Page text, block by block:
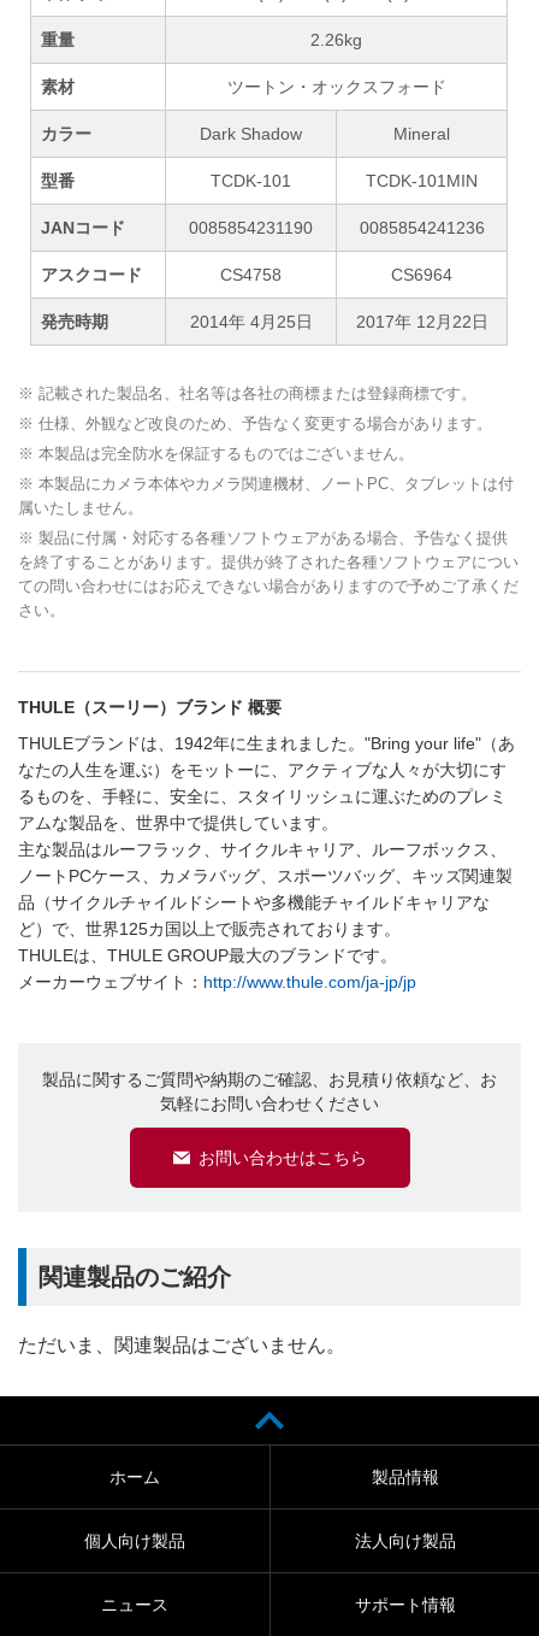
重量 2.26kg
素材 ツートン・オックスフォード
カラー Dark Shadow Mineral
型番 TCDK-101 TCDK-101MIN
JANコード 0085854231190 0085854241236
アスクコード CS4758 CS6964
発売時期 2014年 4月25日 2017年 12月22日
※ 記載された製品名、社名等は各社の商標または登録商標です。
※ 仕様、外観など改良のため、予告なく変更する場合があります。
※ 本製品は完全防水を保証するものではございません。
※ 本製品にカメラ本体やカメラ関連機材、ノートPC、タブレットは付
属いたしません。
※ 製品に付属・対応する各種ソフトウェアがある場合、予告なく提供
を終了することがあります。提供が終了された各種ソフトウェアについ
ての問い合わせにはお応えできない場合がありますので予めご了承くだ
さい。
THULE（スーリー）ブランド 概要
THULEブランドは、1942年に生まれました。"Bring your life"（あ
なたの人生を運ぶ）をモットーに、アクティブな人々が大切にす
るものを、手軽に、安全に、スタイリッシュに運ぶためのプレミ
アムな製品を、世界中で提供しています。
主な製品はルーフラック、サイクルキャリア、ルーフボックス、
ノートPCケース、カメラバッグ、スポーツバッグ、キッズ関連製
品（サイクルチャイルドシートや多機能チャイルドキャリアな
ど）で、世界125カ国以上で販売されております。
THULEは、THULE GROUP最大のブランドです。
メーカーウェブサイト： http://www.thule.com/ja-jp/jp
製品に関するご質問や納期のご確認、お見積り依頼など、お
気軽にお問い合わせください
お問い合わせはこちら
関連製品のご紹介
ただいま、関連製品はございません。
ホーム 製品情報
個人向け製品 法人向け製品
ニュース サポート情報